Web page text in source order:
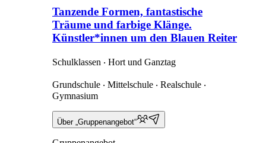
Tanzende Formen, fantastische
Träume und farbige Klänge.
Künstler*innen um den Blauen Reiter
Schulklassen ‧ Hort und Ganztag
Grundschule ‧ Mittelschule ‧ Realschule ‧
Gymnasium
Über „Gruppenangebot“